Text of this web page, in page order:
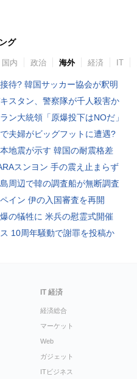
グ
国内 政治 海外 経済 IT
待? 韓国サッカー協会が釈明
スタン、警察隊が千人殺害か
ン大統領「原爆投下はNOだ」
夫婦がビッグフットに遭遇?
地震が示す 韓国の耐震格差
スンヨン 手の震え止まらず
周辺で韓の調査船が無断調査
イン 伊の入国審査を再開
の犠牲に 米兵の慰霊式開催
10周年騒動で謝罪を投稿か
IT 経済
経済総合
マーケット
Web
ガジェット
ITビジネス